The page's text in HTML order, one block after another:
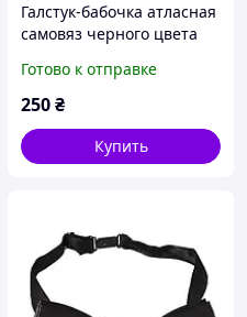
Галстук-бабочка атласная
самовяз черного цвета
Готово к отправке
250₴
Купить